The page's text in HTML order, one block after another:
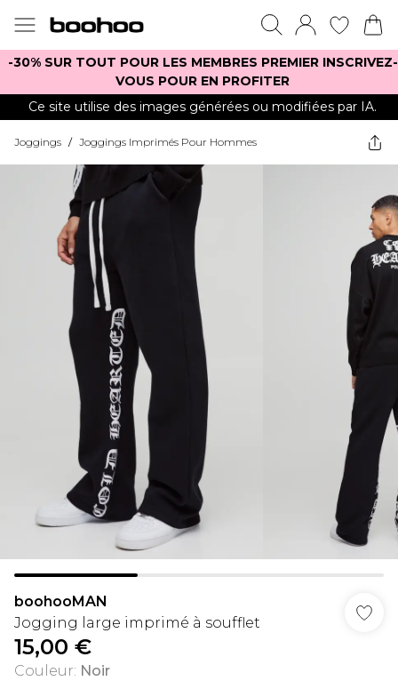
-30% SUR TOUT POUR LES MEMBRES PREMIER INSCRIVEZ-
VOUS POUR EN PROFITER
Ce site utilise des images générées ou modifiées par IA.
Joggings / Joggings Imprimés Pour Hommes
boohooMAN
Jogging large imprimé à soufflet
15,00 €
Couleur: Noir